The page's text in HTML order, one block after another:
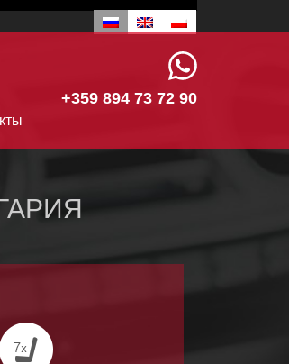
+359 894 73 72 90